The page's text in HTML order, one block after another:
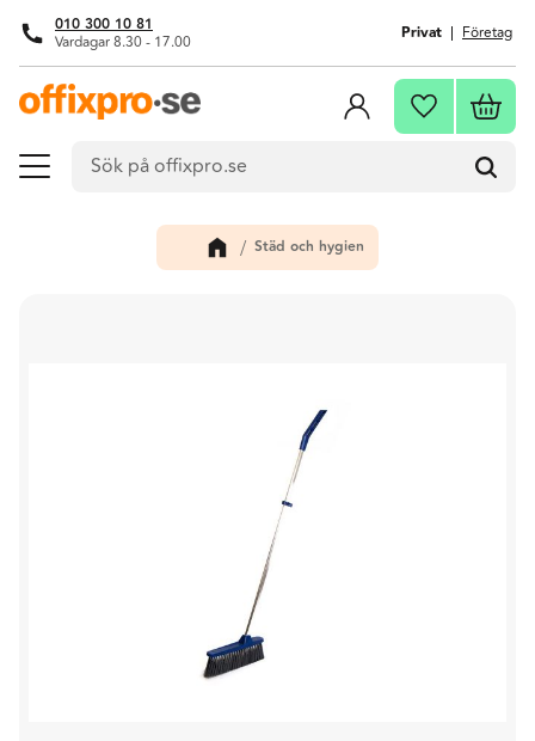
Meny
010 300 10 81
Vardagar 8.30 - 17.00 Privat Företag
Favoriter
Städ och hygien